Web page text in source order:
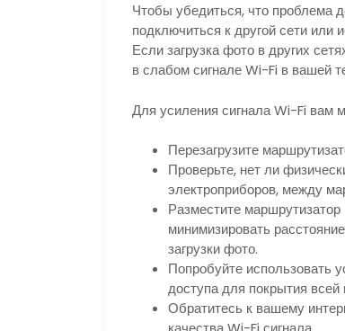
Чтобы убедиться, что проблема
подключиться к другой сети или
Если загрузка фото в других
в слабом сигнале Wi-Fi в вашей
Для усиления сигнала Wi-Fi вам
Перезагрузите
Проверьте, нет ли
электроприборов, между
Разместите
минимизировать
загрузки фото.
Попробуйте использовать
доступа для покрытия
Обратитесь к вашему